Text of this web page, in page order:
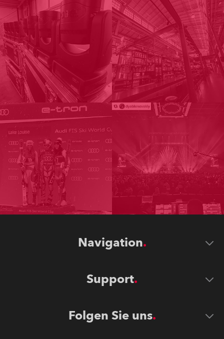
Navigation
Support
Folgen Sie uns